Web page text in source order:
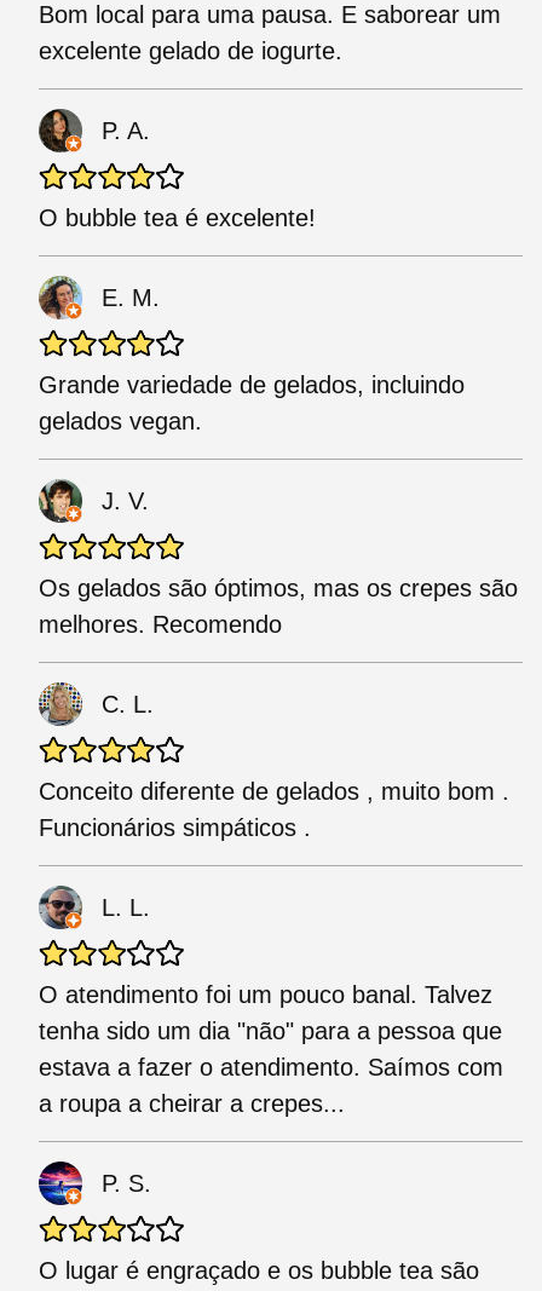
Bom local para uma pausa. E saborear um
excelente gelado de iogurte.
P. A.
O bubble tea é excelente!
E. M.
Grande variedade de gelados, incluindo
gelados vegan.
J. V.
Os gelados são óptimos, mas os crepes são
melhores. Recomendo
C. L.
Conceito diferente de gelados , muito bom .
Funcionários simpáticos .
L. L.
O atendimento foi um pouco banal. Talvez
tenha sido um dia "não" para a pessoa que
estava a fazer o atendimento. Saímos com
a roupa a cheirar a crepes...
P. S.
O lugar é engraçado e os bubble tea são